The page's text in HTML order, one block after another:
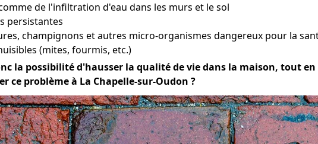
de l'infiltration d'eau dans les murs et le sol
persistantes
champignons et autres micro-organismes dangereux pour la
(mites, fourmis, etc.)
la possibilité d'hausser la qualité de vie dans la maison, tout
ce problème à La Chapelle-sur-Oudon ?